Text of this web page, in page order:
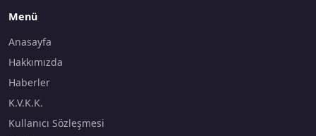
Menü
Anasayfa
Hakkımızda
Haberler
K.V.K.K.
Kullanıcı Sözleşmesi